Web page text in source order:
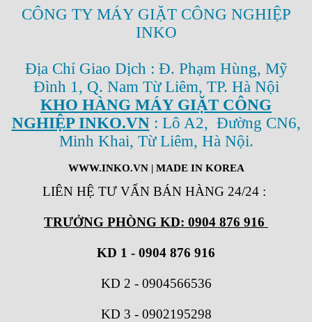
CÔNG TY MÁY GIẶT CÔNG NGHIỆP
INKO
Địa Chỉ Giao Dịch : Đ. Phạm Hùng, Mỹ
Đình 1, Q. Nam Từ Liêm, TP. Hà Nội
KHO HÀNG MÁY GIẶT CÔNG
NGHIỆP INKO.VN: Lô A2, Đường CN6,
Minh Khai, Từ Liêm, Hà Nội.
WWW.INKO.VN| MADE IN KOREA
LIÊN HỆ TƯ VẤN BÁN HÀNG 24/24 :
TRƯỞNG PHÒNG KD: 0904 876 916
KD 1 - 0904 876 916
KD 2 - 0904566536
KD 3 - 0902195298